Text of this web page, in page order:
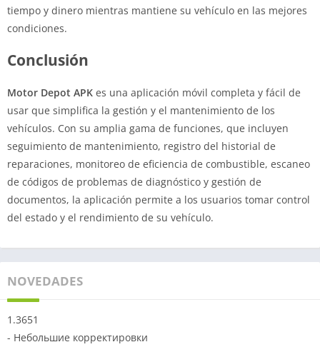
tiempo y dinero mientras mantiene su vehículo en las mejores
condiciones.
Conclusión
Motor Depot APK es una aplicación móvil completa y fácil de
usar que simplifica la gestión y el mantenimiento de los
vehículos. Con su amplia gama de funciones, que incluyen
seguimiento de mantenimiento, registro del historial de
reparaciones, monitoreo de eficiencia de combustible, escaneo
de códigos de problemas de diagnóstico y gestión de
documentos, la aplicación permite a los usuarios tomar control
del estado y el rendimiento de su vehículo.
NOVEDADES
1.3651
- Небольшие корректировки